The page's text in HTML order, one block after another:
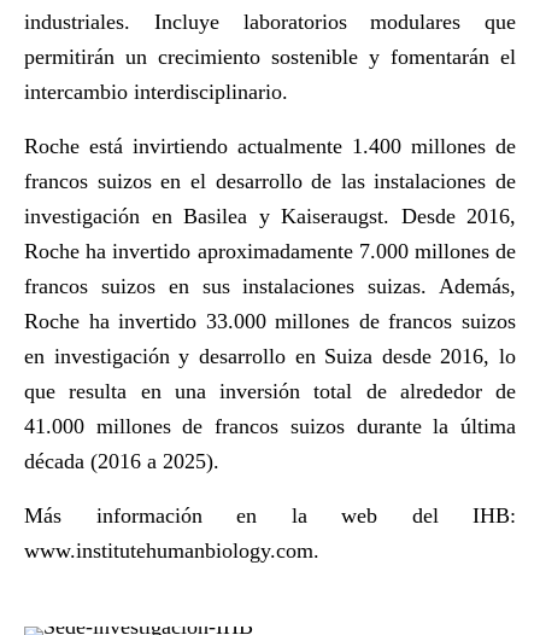
industriales. Incluye laboratorios modulares que
permitirán un crecimiento sostenible y fomentarán el
intercambio interdisciplinario.
Roche está invirtiendo actualmente 1.400 millones de
francos suizos en el desarrollo de las instalaciones de
investigación en Basilea y Kaiseraugst. Desde 2016,
Roche ha invertido aproximadamente 7.000 millones de
francos suizos en sus instalaciones suizas. Además,
Roche ha invertido 33.000 millones de francos suizos
en investigación y desarrollo en Suiza desde 2016, lo
que resulta en una inversión total de alrededor de
41.000 millones de francos suizos durante la última
década (2016 a 2025).
Más información en la web del IHB:
www.institutehumanbiology.com.